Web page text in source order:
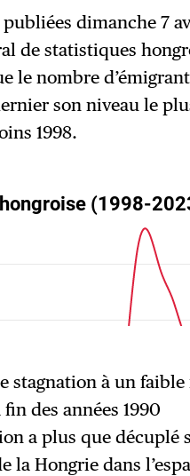
publiées dimanche 7
de statistiques
le nombre
son niveau le
1998.
stagnation à un faible
des années 1990
a plus que décuplé
la Hongrie dans